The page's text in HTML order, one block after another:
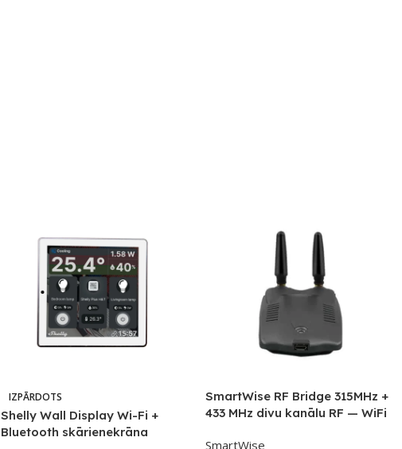
IZPĀRDOTS
Shelly Wall Display Wi-Fi +
Bluetooth skārienekrāna
SmartWise RF Bridge 315MHz +
433 MHz divu kanālu RF — WiFi
SmartWise